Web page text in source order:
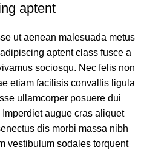
aptent
ut aenean malesuada metus
aptent class fusce a
sociosqu. Nec felis non
etiam facilisis convallis ligula
ullamcorper posuere dui
augue cras aliquet
dis morbi massa nibh
vestibulum sodales torquent